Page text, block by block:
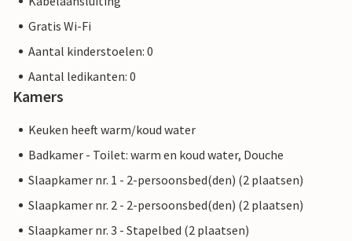
Gratis Wi-Fi
Aantal kinderstoelen: 0
Aantal ledikanten: 0
Kamers
Keuken heeft warm/koud water
Badkamer - Toilet: warm en koud water, Douche
Slaapkamer nr. 1 - 2-persoonsbed(den) (2 plaatsen)
Slaapkamer nr. 2 - 2-persoonsbed(den) (2 plaatsen)
Slaapkamer nr. 3 - Stapelbed (2 plaatsen)